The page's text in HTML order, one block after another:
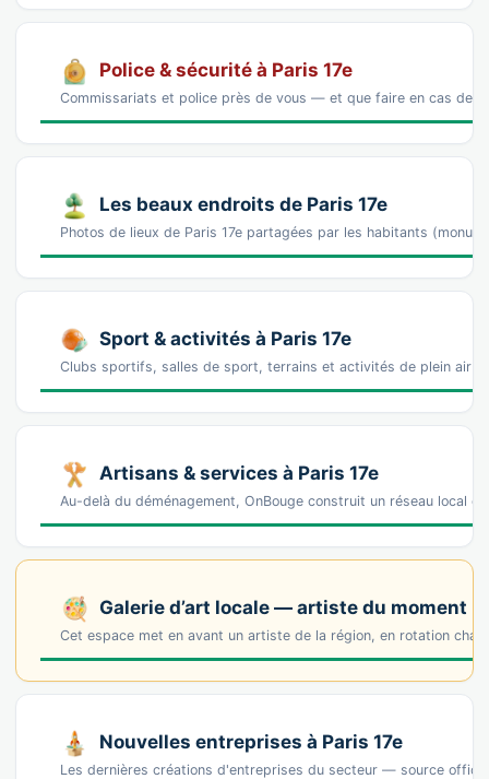
Police & sécurité à Paris 17e
Commissariats et police près de vous — et que faire en cas de
Les beaux endroits de Paris 17e
Photos de lieux de Paris 17e partagées par les habitants
Sport & activités à Paris 17e
Clubs sportifs, salles de sport, terrains et activités de plein air à
Artisans & services à Paris 17e
Au-delà du déménagement, OnBouge construit un réseau local
Galerie d’art locale — artiste du moment
Cet espace met en avant un artiste de la région, en rotation
Nouvelles entreprises à Paris 17e
Les dernières créations d'entreprises du secteur — source